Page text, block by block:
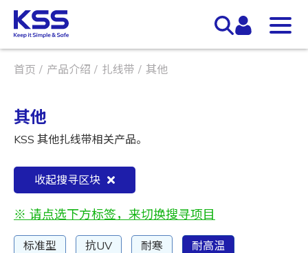
首页 产品介绍 扎线带 其他
其他
KSS 其他扎线带相关产品。
收起搜寻区块
※ 请点选下方标签，来切换搜寻项目
标准型 抗UV 耐寒
耐高温